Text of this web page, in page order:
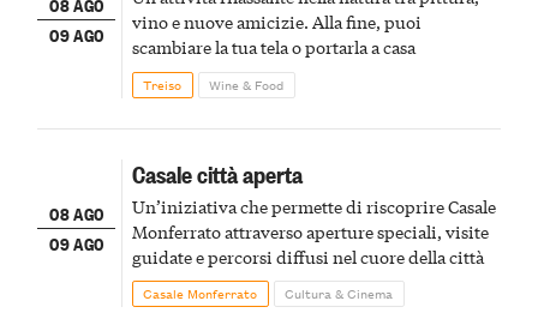
09 AGO
vino e nuove amicizie. Alla fine, puoi
scambiare la tua tela o portarla a casa
Treiso Wine & Food
08 AGO
09 AGO
Casale città aperta
Un’iniziativa che permette di riscoprire Casale
Monferrato attraverso aperture speciali, visite
guidate e percorsi diffusi nel cuore della città
Casale Monferrato Cultura & Cinema